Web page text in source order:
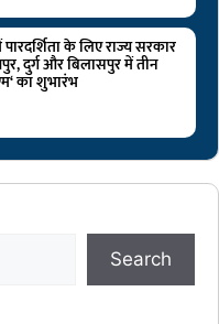
पारदर्शिता के लिए राज्य सरकार
दुर्ग और बिलासपुर में तीन
का शुभारंभ
Search